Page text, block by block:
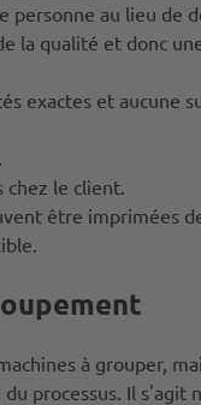
personne au lieu de
la qualité et donc
exactes et aucune
chez le client.
être imprimées
à grouper,
processus. Il s'agit